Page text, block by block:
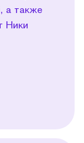
а также
Ники